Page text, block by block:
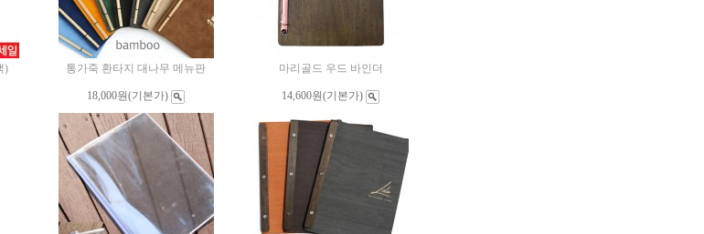
) 통가죽 환타지 대나무 메뉴판
18,000원(기본가)
마리골드 우드 바인더
14,600원(기본가)